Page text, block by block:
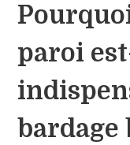
paroi
bardage